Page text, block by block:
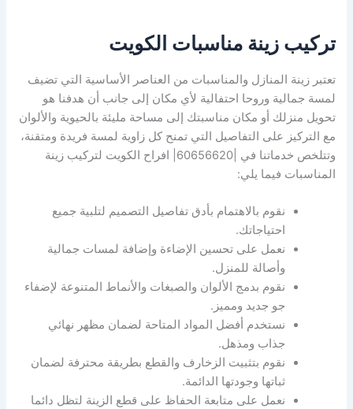
تركيب زينة مناسبات الكويت
تعتبر زينة المنازل والمناسبات من العناصر الأساسية التي تضيف
لمسة جمالية وروحا احتفالية لأي مكان إلى جانب أن هدفنا هو
تحويل منزلك أو مكان مناسبتك إلى مساحة مليئة بالحيوية والألوان
مع التركيز على التفاصيل التي تمنح كل زاوية لمسة فريدة ومتقنة،
وتتلخص خدماتنا في |60656620| افراح الكويت لتركيب زينة
المناسبات فيما يلي:
نقوم بالاهتمام بأدق تفاصيل التصميم لتلبية جميع
احتياجاتك.
نعمل على تحسين الإضاءة وإضافة لمسات جمالية
وأصالة للمنزل.
نقوم بدمج الألوان والصبغات والأنماط المتنوعة لإضفاء
جو جديد ومميز.
نستخدم أفضل المواد المتاحة لضمان مظهر نهائي
جذاب ومذهل.
نقوم بتثبيت الزخارف والقطع بطريقة محترفة لضمان
ثباتها وجودتها الدائمة.
نعمل على متابعة الحفاظ على قطع الزينة لتظل دائما